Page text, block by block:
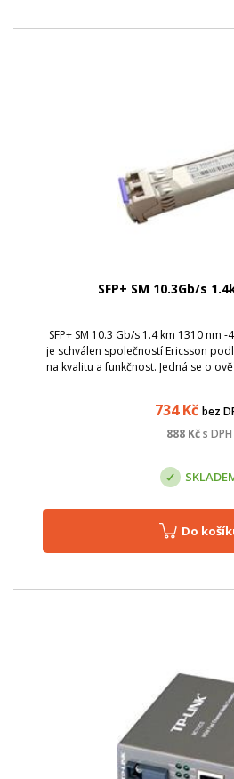
SFP+ SM 10.3Gb/s
SFP+ SM 10.3 Gb/s 1.4 km 1310 nm -
je schválen společností Ericsson
na kvalitu a funkčnost. Jedná se o
734Kč bez
888 Kčs DPH
Do